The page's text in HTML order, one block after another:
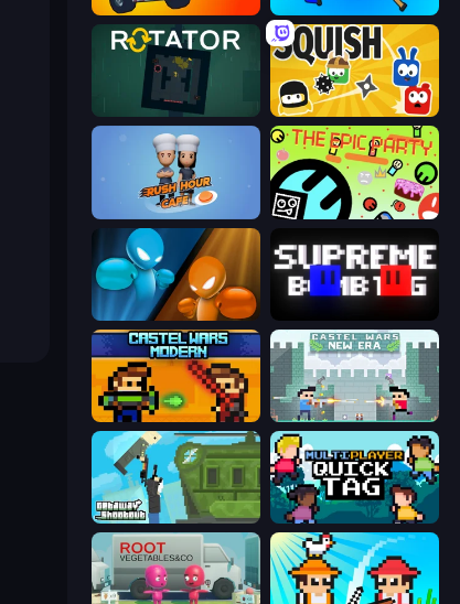
Mini-Caps: Arena Mini-Caps: Bombs
Rotator Squish
Rush Hour Cafe The Epic Party
Drunken Boxing
Castle Wars: Modern Castle Wars: New Era
Getaway Shootout Multiplayer Quick Tag